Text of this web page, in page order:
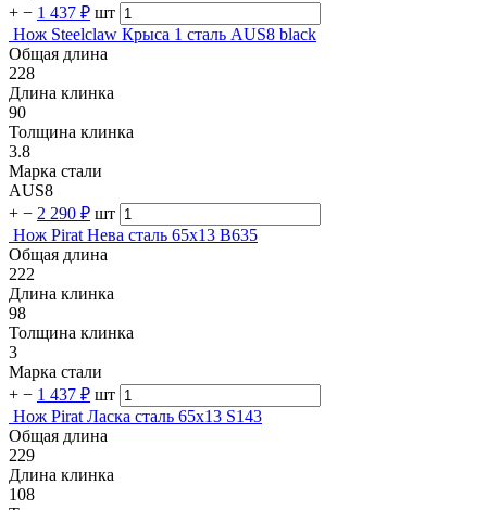
+ − 1 437 ₽ шт
Нож Steelclaw Крыса 1 сталь AUS8 black
Общая длина
228
Длина клинка
90
Толщина клинка
3.8
Марка стали
AUS8
+ − 2 290 ₽ шт
Нож Pirat Нева сталь 65х13 B635
Общая длина
222
Длина клинка
98
Толщина клинка
3
Марка стали
+ − 1 437 ₽ шт
Нож Pirat Ласка сталь 65х13 S143
Общая длина
229
Длина клинка
108